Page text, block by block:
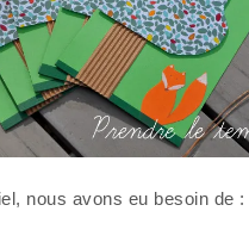
nous avons eu besoin de :